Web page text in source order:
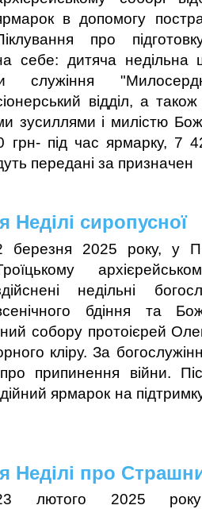
в допомогу
про
себе: дитяча недільна
служіння
відділ, а
зусиллями і милістю
грн- під час ярмарку, 7
передані за призначен
Неділі сиропусної
березня 2025 року, у
недільні
бдіння та
собору протоієрей
кліру. За
припинення війни.
ярмарок на
Неділі про
лютого 2025